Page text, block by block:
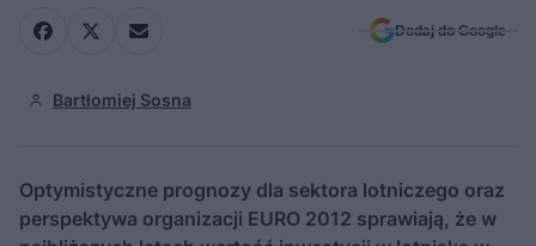
Dodaj do Google
Bartłomiej Sosna
Optymistyczne prognozy dla sektora lotniczego oraz
perspektywa organizacji EURO 2012 sprawiają, że w